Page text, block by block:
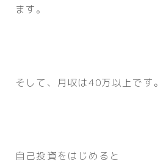
ます。
そして、月収は40万以上です。
自己投資をはじめると